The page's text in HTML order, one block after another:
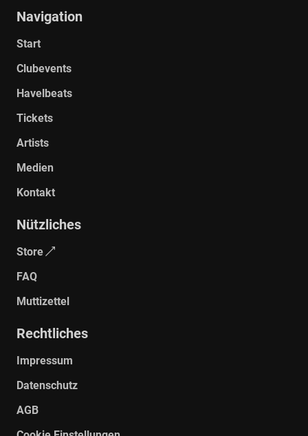
Navigation
Start
Clubevents
Havelbeats
Tickets
Artists
Medien
Kontakt
Nützliches
Store
FAQ
Muttizettel
Rechtliches
Impressum
Datenschutz
AGB